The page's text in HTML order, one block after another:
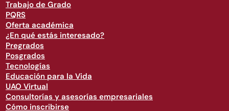
Trabajo de Grado
PQRS
Oferta académica
¿En qué estás interesado?
Pregrados
Posgrados
Tecnologías
Educación para la Vida
UAO Virtual
Consultorías y asesorías empresariales
Cómo inscribirse